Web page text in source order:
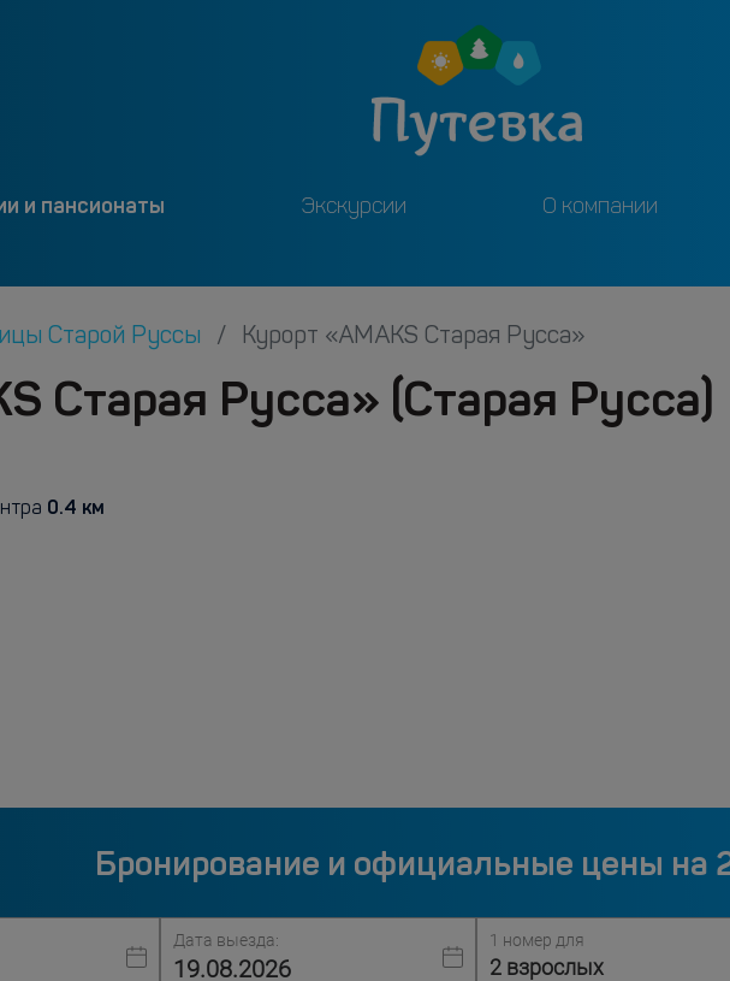
и пансионаты Экскурсии О компании
Старой Руссы Курорт «AMAKS Старая Русса»
Старая Русса» (Старая Русса)
0.4 км
Бронирование и официальные цены на
Дата выезда: 1 номер для
2 взрослых